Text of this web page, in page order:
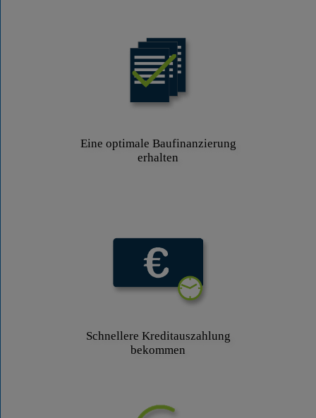
Eine optimale Baufinanzierung
erhalten
Schnellere Kreditauszahlung
bekommen